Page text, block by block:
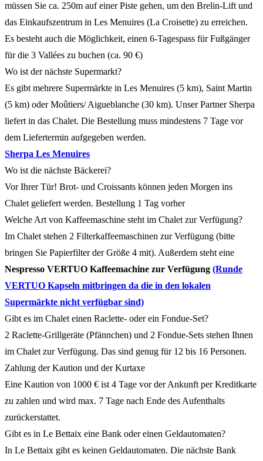
müssen Sie ca. 250m auf einer Piste gehen, um den Brelin-Lift und
das Einkaufszentrum in Les Menuires (La Croisette) zu erreichen.
Es besteht auch die Möglichkeit, einen 6-Tagespass für Fußgänger
für die 3 Vallées zu buchen (ca. 90 €)
Wo ist der nächste Supermarkt?
Es gibt mehrere Supermärkte in Les Menuires (5 km), Saint Martin
(5 km) oder Moûtiers/ Aigueblanche (30 km). Unser Partner Sherpa
liefert in das Chalet. Die Bestellung muss mindestens 7 Tage vor
dem Liefertermin aufgegeben werden.
Sherpa Les Menuires
Wo ist die nächste Bäckerei?
Vor Ihrer Tür! Brot- und Croissants können jeden Morgen ins
Chalet geliefert werden. Bestellung 1 Tag vorher
Welche Art von Kaffeemaschine steht im Chalet zur Verfügung?
Im Chalet stehen 2 Filterkaffeemaschinen zur Verfügung (bitte
bringen Sie Papierfilter der Größe 4 mit). Außerdem steht eine
Nespresso VERTUO Kaffeemachine zur Verfügung (Runde
VERTUO Kapseln mitbringen da die in den lokalen
Supermärkte nicht verfügbar sind)
Gibt es im Chalet einen Raclette- oder ein Fondue-Set?
2 Raclette-Grillgeräte (Pfännchen) und 2 Fondue-Sets stehen Ihnen
im Chalet zur Verfügung. Das sind genug für 12 bis 16 Personen.
Zahlung der Kaution und der Kurtaxe
Eine Kaution von 1000 € ist 4 Tage vor der Ankunft per Kreditkarte
zu zahlen und wird max. 7 Tage nach Ende des Aufenthalts
zurückerstattet.
Gibt es in Le Bettaix eine Bank oder einen Geldautomaten?
In Le Bettaix gibt es keinen Geldautomaten. Die nächste Bank